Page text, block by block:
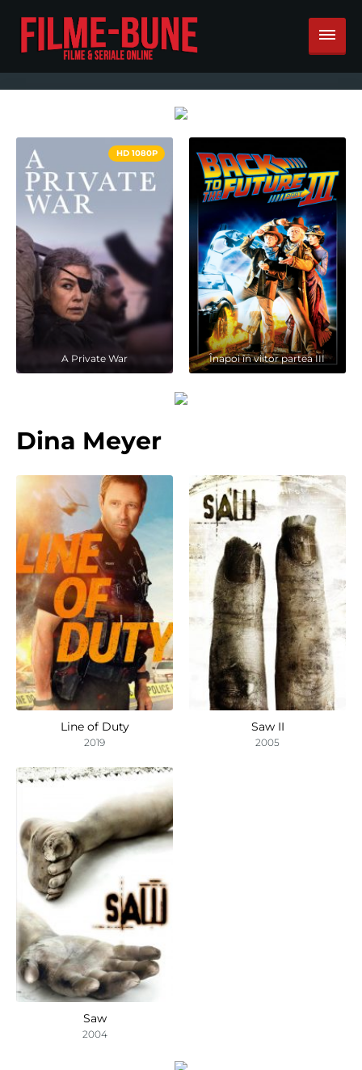
HD 1080P
A Private War Înapoi în viitor partea III
Dina Meyer
Line of Duty
2019
Saw II
2005
Saw
2004